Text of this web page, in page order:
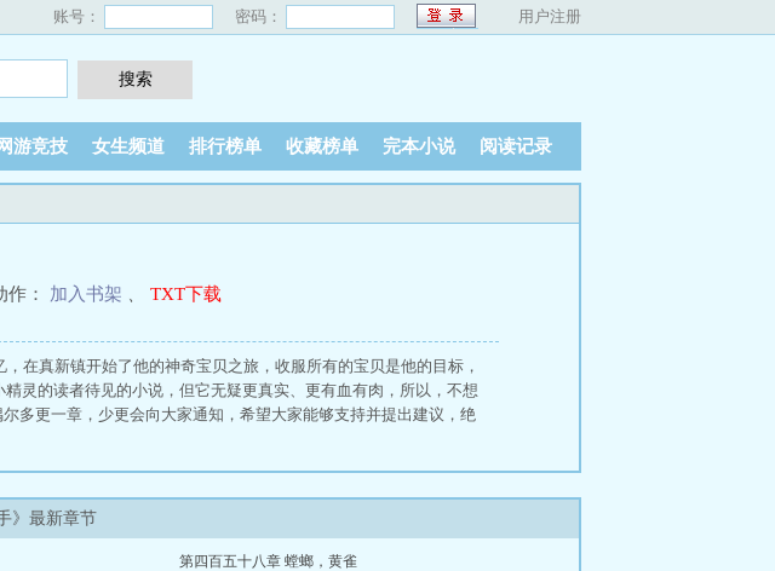
账号： 密码： 用户注册
网游竞技 女生频道 排行榜单 收藏榜单 完本小说 阅读记录
作： 加入书架
TXT下载
在真新镇开始了他的神奇宝贝之旅，收服所有的宝贝是他的目标，
的读者待见的小说，但它无疑更真实、更有血有肉，所以，不想
多更一章，少更会向大家通知，希望大家能够支持并提出建议，绝
》最新章节
第四百五十八章 螳螂，黄雀